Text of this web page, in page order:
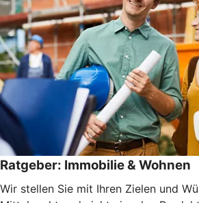
Ratgeber: Immobilie & Wohnen
Wir stellen Sie mit Ihren Zielen und